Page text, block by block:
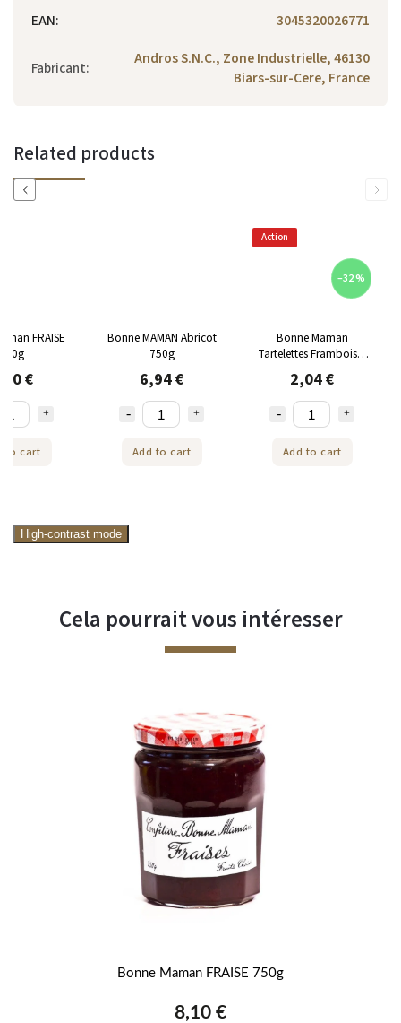
EAN: 3045320026771
Fabricant:
Andros S.N.C., Zone Industrielle, 46130
Biars-sur-Cere, France
Related products
Previous
FRAISE
€
to cart
Bonne MAMAN Abricot
750g
6,94 €
Add to cart
Action
–32 %
Bonne Maman
Tartelettes Framboises
135 g
2,04 €
Add to cart
Next
High-contrast mode
Cela pourrait vous intéresser
Bonne Maman FRAISE 750g
8,10 €